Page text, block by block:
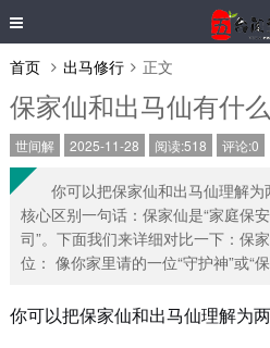
首页 出马修行 正文
保家仙和出马仙有什
世间解 2025-11-28 阅读:518 评论:0
你可以把保家仙和出马仙理解为
核心区别一句话：保家仙是“家庭保
司”。下面我们来详细对比一下：保
位： 像你家里请的一位“守护神”或“
你可以把保家仙和出马仙理解为两